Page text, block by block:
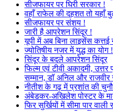
सीजफायर पर घिरी सरकार !
वहाँ राफेल की दहशत तो यहाँ
सीजफायर पर संशय !
जारी है आपरेशन सिंदूर !
यूपी में अब बिना लाइसेंस
ज्योतिषीय नजर में युद्ध का योग !
सिंदूर के बदले आपरेशन सिंदूर
फिल्म एवं टीवी अकादमी,
सम्मान, डॉ अनिल और राजवीर
नीतीश के गढ़ में प्रशांत की
अंबेडकर-अखिलेश पोस्टर के
फिर सुर्खियों में सीमा पार वाली